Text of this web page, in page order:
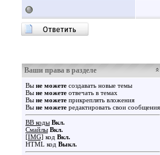
Ваши права в разделе
Вы не можете создавать новые темы
Вы не можете отвечать в темах
Вы не можете прикреплять вложения
Вы не можете редактировать свои сообщения
BB коды Вкл.
Смайлы Вкл.
[IMG] код Вкл.
HTML код Выкл.